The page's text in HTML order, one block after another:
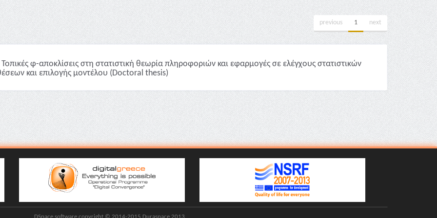
previous 1 next
φ-αποκλίσεις στη στατιστική θεωρία πληροφοριών και εφαρμογές σε ελέγχους στατιστικών
και επιλογής μοντέλου (Doctoral thesis)